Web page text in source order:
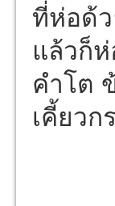
ที่ห่อด้
แล้วก็
คำโต
เคี้ยว